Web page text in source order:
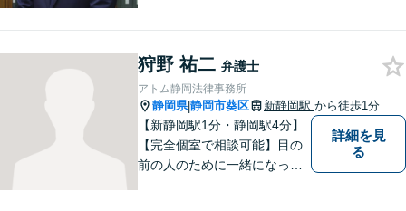
だける最善の解決を目指しま
す。【ウェブ予約システムで
迅速な対応】
狩野 祐二 弁護士
アトム静岡法律事務所
静岡県|静岡市葵区 新静岡駅 から徒歩1分
【新静岡駅1分・静岡駅4分】
【完全個室で相談可能】目の
前の人のために一緒になって
詳細を見
る